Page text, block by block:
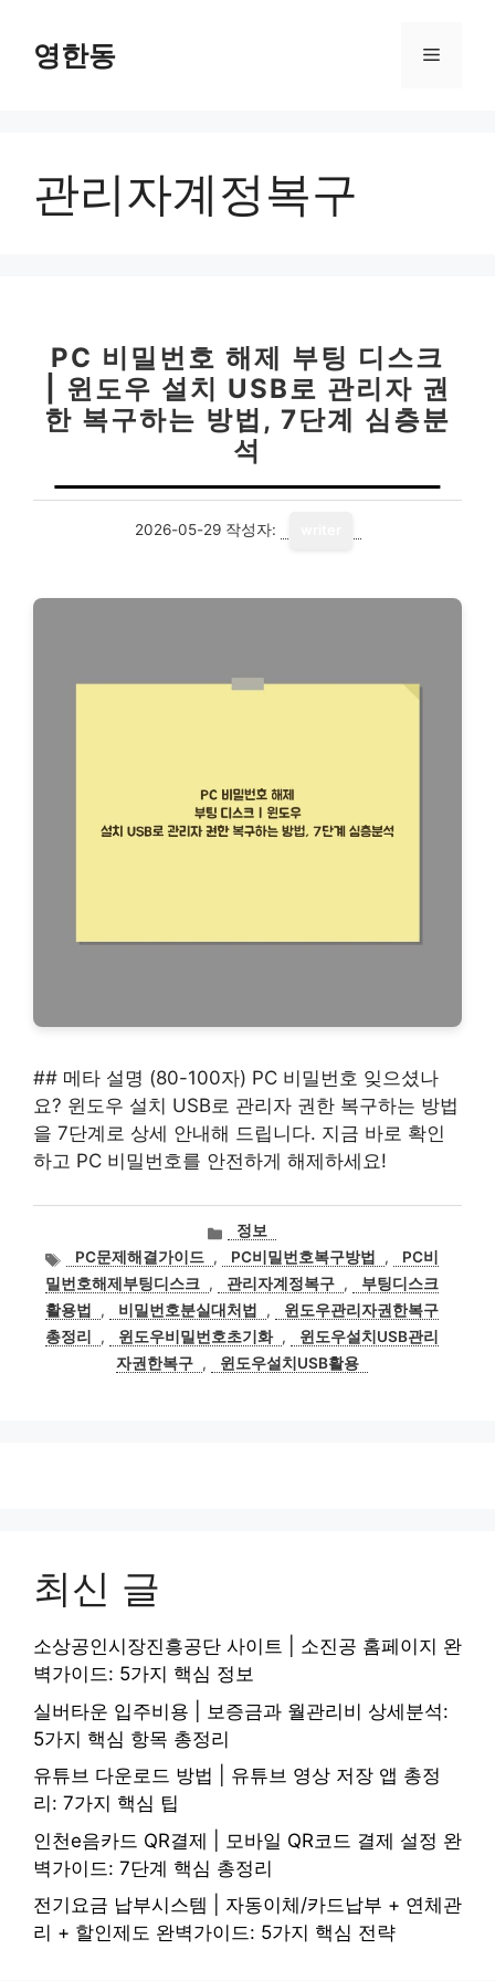
영한동 메
관리자계정복구
PC 비밀번호 해제 부팅 디스크
| 윈도우 설치 USB로 관리자 권
한 복구하는 방법, 7단계 심층분
석
2026-05-29 작성자:
## 메타 설명 (80-100자) PC 비밀번호 잊으셨나
요? 윈도우 설치 USB로 관리자 권한 복구하는 방법
을 7단계로 상세 안내해 드립니다. 지금 바로 확인
하고 PC 비밀번호를 안전하게 해제하세요!
카
테
고
리
정보
태
그
PC문제해결가이드 , PC비밀번호복구방법 ,
PC비
밀번호해제부팅디스크 , 관리자계정복구 ,
부팅디스크
활용법
, 비밀번호분실대처법 ,
윈도우관리자권한복구
총정리
, 윈도우비밀번호초기화 ,
윈도우설치USB관리
자권한복구 , 윈도우설치USB활용
최신 글
소상공인시장진흥공단 사이트 | 소진공 홈페이지 완
벽가이드: 5가지 핵심 정보
실버타운 입주비용 | 보증금과 월관리비 상세분석:
5가지 핵심 항목 총정리
유튜브 다운로드 방법 | 유튜브 영상 저장 앱 총정
리: 7가지 핵심 팁
인천e음카드 QR결제 | 모바일 QR코드 결제 설정 완
벽가이드: 7단계 핵심 총정리
전기요금 납부시스템 | 자동이체/카드납부 + 연체관
리 + 할인제도 완벽가이드: 5가지 핵심 전략